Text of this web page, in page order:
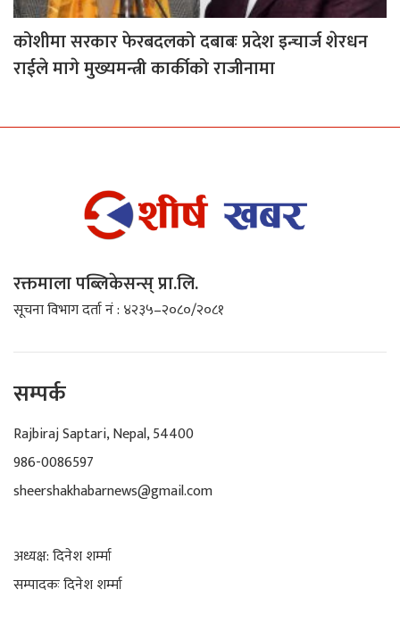
कोशीमा सरकार फेरबदलको दबाबः प्रदेश इन्चार्ज शेरधन
राईले मागे मुख्यमन्त्री कार्कीको राजीनामा
रक्तमाला पब्लिकेसन्स् प्रा.लि.
सूचना विभाग दर्ता नं : ४२३५–२०८०/२०८१
सम्पर्क
Rajbiraj Saptari, Nepal, 54400
986-0086597
sheershakhabarnews@gmail.com
अध्यक्ष: दिनेश शर्म्मा
सम्पादकः दिनेश शर्म्मा